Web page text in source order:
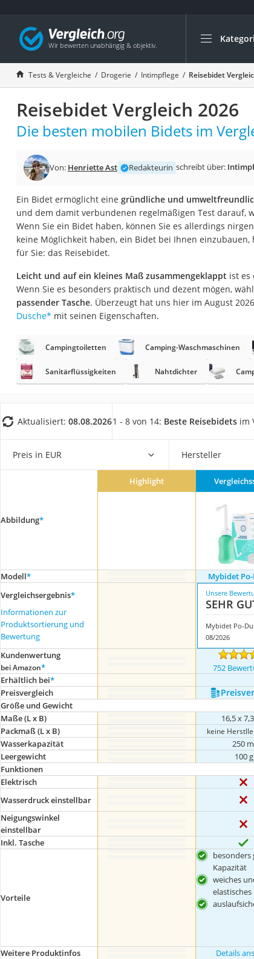
Die
Drogerie
Inhalator
Haarschneider
Rollator
Braun Rasierer
Katzenklappe
Masturbator
Epilierer
Eiweißpulver
Zeckenschutz
leichter
Massagegerät
Service
Tests & Vergleiche Drogerie Intimpflege Reisebidet
Reisebidet Vergleich 2026
Die besten mobilen Bidets im
Von: Henriette Ast Redakteurin schreibt über:
Ein Bidet ermöglicht eine gründliche und
und dem damit verbundenen regelmäßigen Test darauf,
Wenn Sie ein Bidet haben, können Sie es allerdings
keine Möglichkeit haben, ein Bidet bei Ihnen
für Sie: das Reisebidet.
Leicht und auf ein kleines Maß zusammengeklappt ist es
Wenn Sie es besonders praktisch und dezent mögen,
passender Tasche. Überzeugt hat uns hier im August
Dusche* mit seinen Eigenschaften.
Campingtoiletten Camping-Waschmaschinen
Sanitärflüssigkeiten Nahtdichter
Aktualisiert: 08.08.20261 - 8 von 14: Beste Reisebidets im
Preis in EUR Hersteller
Abbildung*
Highlight
Modell* Mybidet
Vergleichsergebnis*
Informationen zur
Produktsortierung und
Bewertung
Unsere
SEHR
Mybidet Po-
08/2026
Kundenwertung
bei Amazon* 752
Erhältlich bei*
Preis­vergleich
Größe und Gewicht
Maße (L x B)
16,5 x
Packmaß (L x B)
keine
Wasserkapazität 250
Leergewicht
100 g
Funktionen
Elektrisch
Wasserdruck einstellbar
Neigungswinkel
einstellbar
Inkl. Tasche
Vorteile
besonders
Kapazität
weiches
Weitere Produktinfos Details